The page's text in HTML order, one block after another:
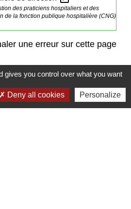
des praticiens hospitaliers et des
de la fonction publique hospitalière (CNG)
une erreur sur cette page
gives you control over what you want
Deny all cookies Personalize